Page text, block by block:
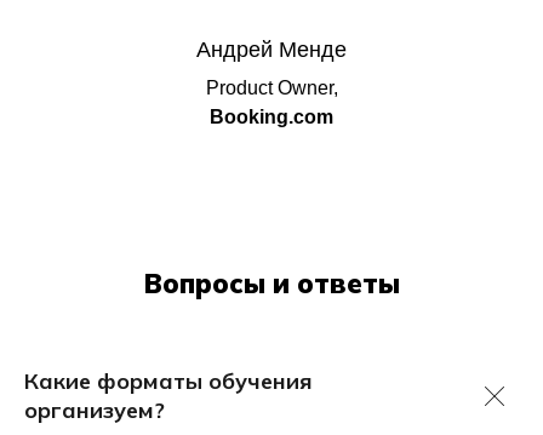
Андрей Менде
Product Owner,
Booking.com
Вопросы и ответы
Какие форматы обучения
организуем?